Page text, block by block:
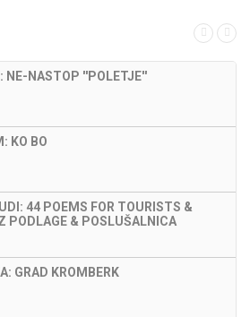
NE-NASTOP ''POLETJE''
KO BO
44 POEMS FOR TOURISTS &
PODLAGE & POSLUŠALNICA
GRAD KROMBERK